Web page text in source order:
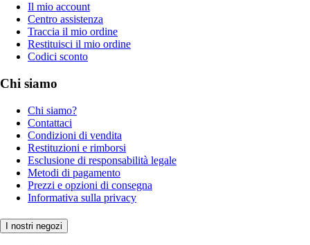
Il mio account
Centro assistenza
Traccia il mio ordine
Restituisci il mio ordine
Codici sconto
Chi siamo
Chi siamo?
Contattaci
Condizioni di vendita
Restituzioni e rimborsi
Esclusione di responsabilità legale
Metodi di pagamento
Prezzi e opzioni di consegna
Informativa sulla privacy
I nostri negozi